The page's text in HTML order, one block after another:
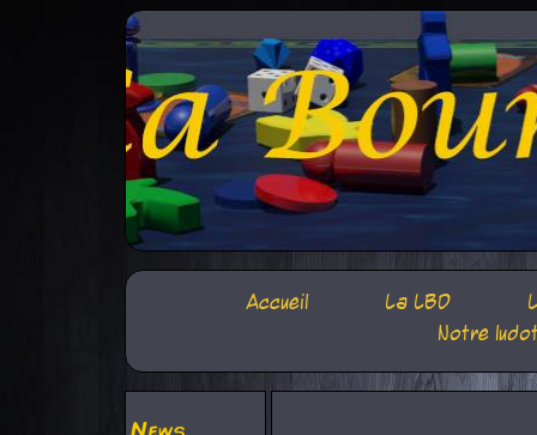
Accueil La LBD
Notre
News